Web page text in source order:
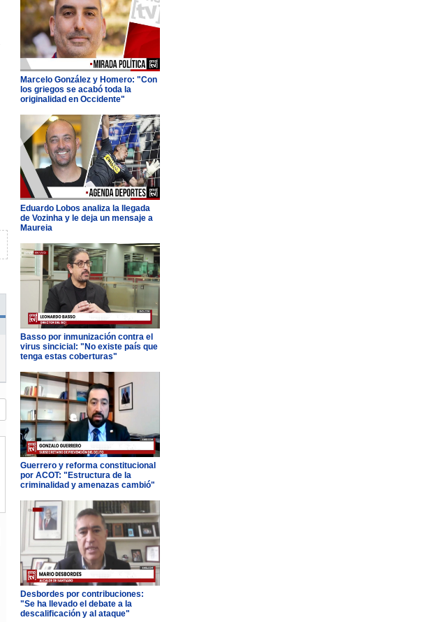
Marcelo González y Homero: "Con
los griegos se acabó toda la
originalidad en Occidente"
Eduardo Lobos analiza la llegada
de Vozinha y le deja un mensaje a
Maureia
Basso por inmunización contra el
virus sincicial: "No existe país que
tenga estas coberturas"
Guerrero y reforma constitucional
por ACOT: "Estructura de la
criminalidad y amenazas cambió"
Desbordes por contribuciones:
"Se ha llevado el debate a la
descalificación y al ataque"